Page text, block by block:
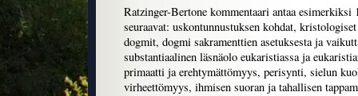
Ratzinger-Bertone kommentaari antaa esimerkiksi
seuraavat: uskontunnustuksen kohdat,
dogmit, dogmi sakramenttien asetuksesta ja
substantiaalinen läsnäolo eukaristiassa ja
primaatti ja erehtymättömyys, perisynti, sielun
virheettömyys, ihmisen suoran ja tahallisen